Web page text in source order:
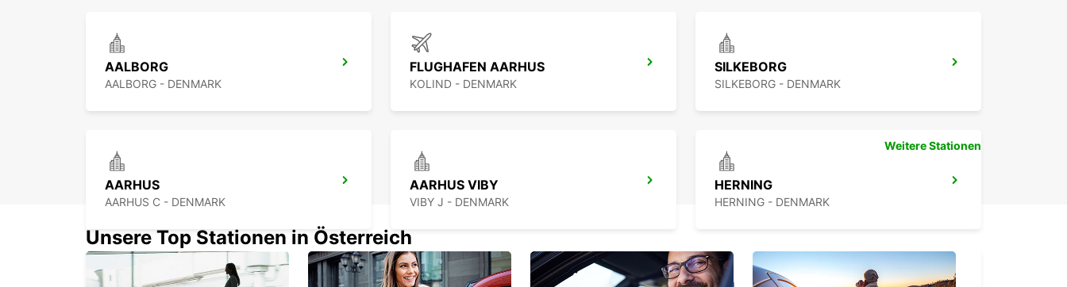
AALBORG
AALBORG - DENMARK
FLUGHAFEN AARHUS
KOLIND - DENMARK
SILKEBORG
SILKEBORG - DENMARK
AARHUS
AARHUS C - DENMARK
AARHUS VIBY
VIBY J - DENMARK
HERNING
HERNING - DENMARK
Weitere Stationen
Unsere Top Stationen in Österreich